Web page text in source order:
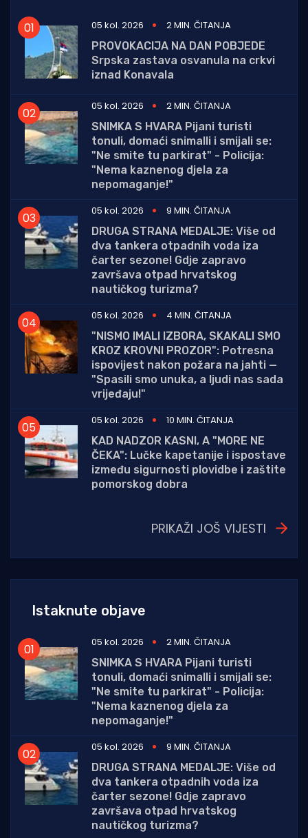
05 kol. 2026
2 MIN. ČITANJA
PROVOKACIJA NA DAN POBJEDE
Srpska zastava osvanula na crkvi
iznad Konavala
05 kol. 2026
2 MIN. ČITANJA
SNIMKA S HVARA Pijani turisti
tonuli, domaći snimalli i smijali se:
"Ne smite tu parkirat" - Policija:
"Nema kaznenog djela za
nepomaganje!"
05 kol. 2026
9 MIN. ČITANJA
DRUGA STRANA MEDALJE: Više od
dva tankera otpadnih voda iza
čarter sezone! Gdje zapravo
završava otpad hrvatskog
nautičkog turizma?
05 kol. 2026
4 MIN. ČITANJA
"NISMO IMALI IZBORA, SKAKALI SMO
KROZ KROVNI PROZOR": Potresna
ispovijest nakon požara na jahti —
"Spasili smo unuka, a ljudi nas sada
vrijeđaju!"
05 kol. 2026
10 MIN. ČITANJA
KAD NADZOR KASNI, A "MORE NE
ČEKA": Lučke kapetanije i ispostave
između sigurnosti plovidbe i zaštite
pomorskog dobra
PRIKAŽI JOŠ VIJESTI
Istaknute objave
05 kol. 2026
2 MIN. ČITANJA
SNIMKA S HVARA Pijani turisti
tonuli, domaći snimalli i smijali se:
"Ne smite tu parkirat" - Policija:
"Nema kaznenog djela za
nepomaganje!"
05 kol. 2026
9 MIN. ČITANJA
DRUGA STRANA MEDALJE: Više od
dva tankera otpadnih voda iza
čarter sezone! Gdje zapravo
završava otpad hrvatskog
nautičkog turizma?